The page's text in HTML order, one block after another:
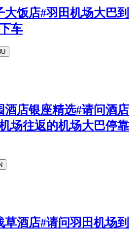
大饭店#羽田机场大巴到
车
酒店银座精选#请问酒店
场往返的机场大巴停靠
草酒店#请问羽田机场到